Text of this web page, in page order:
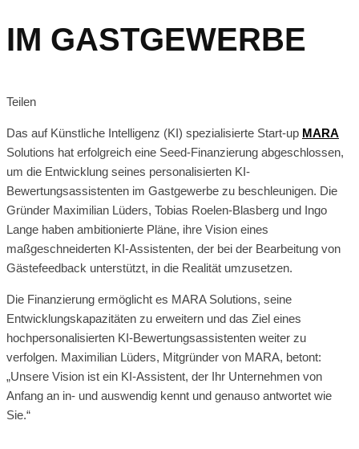
IM GASTGEWERBE
Teilen
Das auf Künstliche Intelligenz (KI) spezialisierte Start-up MARA
Solutions hat erfolgreich eine Seed-Finanzierung abgeschlossen,
um die Entwicklung seines personalisierten KI-
Bewertungsassistenten im Gastgewerbe zu beschleunigen. Die
Gründer Maximilian Lüders, Tobias Roelen-Blasberg und Ingo
Lange haben ambitionierte Pläne, ihre Vision eines
maßgeschneiderten KI-Assistenten, der bei der Bearbeitung von
Gästefeedback unterstützt, in die Realität umzusetzen.
Die Finanzierung ermöglicht es MARA Solutions, seine
Entwicklungskapazitäten zu erweitern und das Ziel eines
hochpersonalisierten KI-Bewertungsassistenten weiter zu
verfolgen. Maximilian Lüders, Mitgründer von MARA, betont:
„Unsere Vision ist ein KI-Assistent, der Ihr Unternehmen von
Anfang an in- und auswendig kennt und genauso antwortet wie
Sie.“